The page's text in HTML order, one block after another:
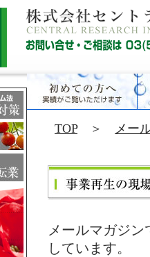
TOP＞ メー
メールマガジ
しています。